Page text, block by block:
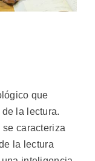
que
la lectura.
se caracteriza
la lectura